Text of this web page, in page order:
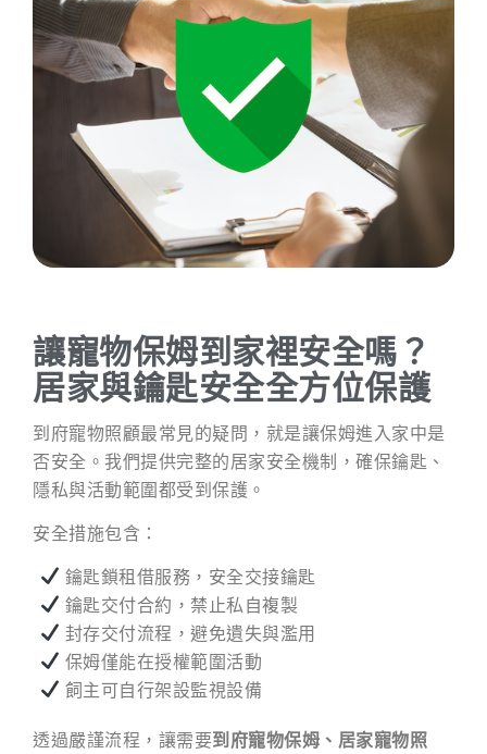
讓寵物保姆到家裡安全嗎？
居家與鑰匙安全全方位保護
到府寵物照顧最常見的疑問，就是讓保姆進入家中是
否安全。我們提供完整的居家安全機制，確保鑰匙、
隱私與活動範圍都受到保護。
安全措施包含：
鑰匙鎖租借服務，安全交接鑰匙
鑰匙交付合約，禁止私自複製
封存交付流程，避免遺失與濫用
保姆僅能在授權範圍活動
飼主可自行架設監視設備
透過嚴謹流程，讓需要到府寵物保姆、居家寵物照